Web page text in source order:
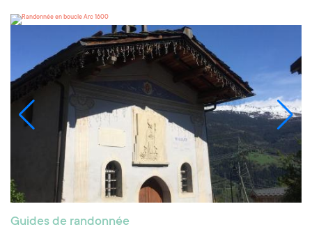
Arc 1600
Guides de randonnée